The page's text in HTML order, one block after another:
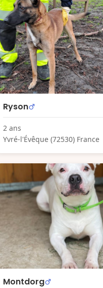
Ryson
2 ans
Yvré-l'Évêque (72530) France
Montdorg